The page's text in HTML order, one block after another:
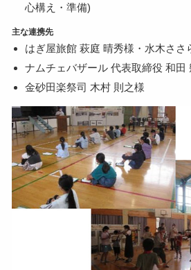
心構え・準備)
主な連携先
はぎ屋旅館 萩庭 晴秀様・水木ささ
ナムチェバザール 代表取締役 和田
金砂田楽祭司 木村 則之様